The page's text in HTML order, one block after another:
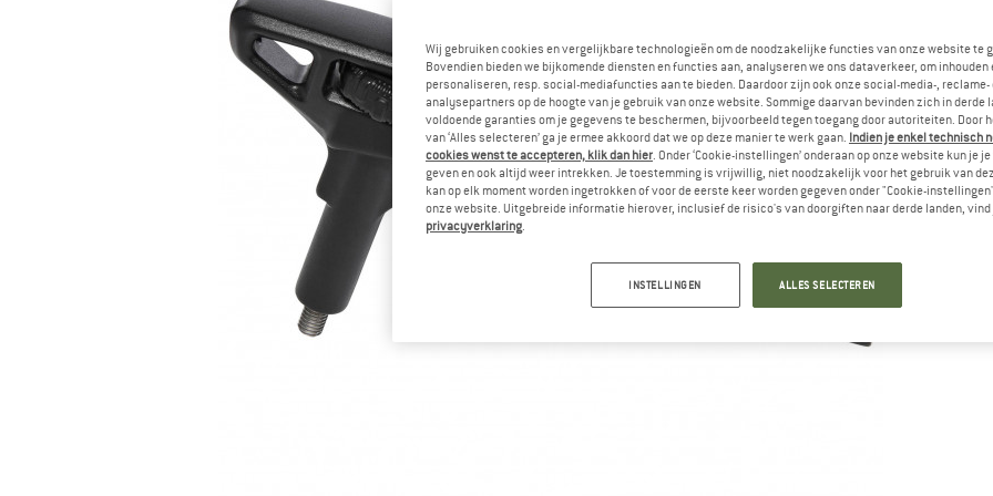
Wij gebruiken cookies en vergelijkbare technologieën om de noodzakelijke functies van onze website te
Bovendien bieden we bijkomende diensten en functies aan, analyseren we ons dataverkeer, om inhouden
personaliseren, resp. social-mediafuncties aan te bieden. Daardoor zijn ook onze social-media-, reclame-
analysepartners op de hoogte van je gebruik van onze website. Sommige daarvan bevinden zich in derde
voldoende garanties om je gegevens te beschermen, bijvoorbeeld tegen toegang door autoriteiten. Door
van ‘Alles selecteren’ ga je ermee akkoord dat we op deze manier te werk gaan. Indien je enkel technisch
cookies wenst te accepteren, klik dan hier. Onder ‘Cookie-instellingen’ onderaan op onze website kun je
geven en ook altijd weer intrekken. Je toestemming is vrijwillig, niet noodzakelijk voor het gebruik van
kan op elk moment worden ingetrokken of voor de eerste keer worden gegeven onder "Cookie-
onze website. Uitgebreide informatie hierover, inclusief de risico's van doorgiften naar derde landen, vind
privacyverklaring.
INSTELLINGEN ALLES SELECTEREN